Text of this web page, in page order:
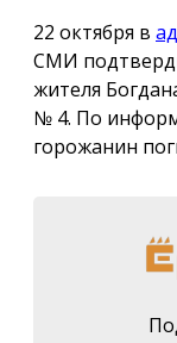
22 октября в
СМИ
жителя
№ 4. По
горожанин